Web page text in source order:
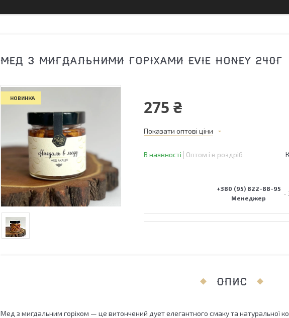
МЕД З МИГДАЛЬНИМИ ГОРІХАМИ EVIE HONEY 240Г
НОВИНКА 275 ₴
Показати оптові ціни
В наявності Оптом і в роздріб
+380 (95) 822-88-95
Менеджер
ОПИС
Мед з мигдальним горіхом — це витончений дует елегантного смаку та натуральної